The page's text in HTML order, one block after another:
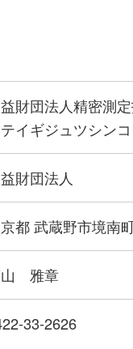
財団法人精密測
イギジュツシンコ
財団法人
都 武蔵野市境南
雅章
33-2626